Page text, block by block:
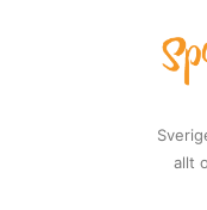
allt